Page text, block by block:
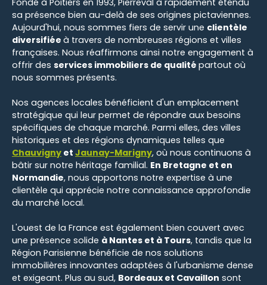
Fondé à Poitiers en 1993, Pierreval a rapidement étendu
sa présence bien au-delà de ses origines pictaviennes.
Aujourd'hui, nous sommes fiers de servir une clientèle
diversifiée à travers de nombreuses régions et villes
françaises. Nous réaffirmons ainsi notre engagement à
offrir des services immobiliers de qualité partout où
nous sommes présents.
Nos agences locales bénéficient d'un emplacement
stratégique qui leur permet de répondre aux besoins
spécifiques de chaque marché. Parmi elles, des villes
historiques et des régions dynamiques telles que
Chauvigny et Jaunay-Marigny, où nous continuons à
bâtir sur notre héritage familial. En Bretagne et en
Normandie, nous apportons notre expertise à une
clientèle qui apprécie notre connaissance approfondie
du marché local.
L'ouest de la France est également bien couvert avec
une présence solide à Nantes et à Tours, tandis que la
Région Parisienne bénéficie de nos solutions
immobilières innovantes adaptées à l'urbanisme dense
et exigeant. Plus au sud, Bordeaux et Cavaillon sont